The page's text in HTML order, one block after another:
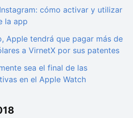
cómo activar y utilizar
la app
Apple tendrá que pagar más de
a VirnetX por sus patentes
sea el final de las
en el Apple Watch